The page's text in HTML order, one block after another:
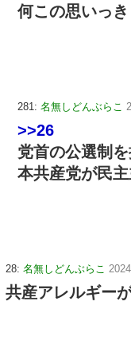
何この思いっ
281: 名無しどんぶらこ
>>26
党首の公選制
本共産党が民
28: 名無しどんぶらこ
共産アレルギー